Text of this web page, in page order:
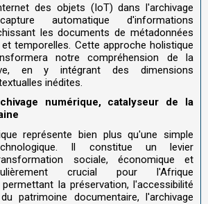
des objets (IoT) dans l'archivage
automatique d'informations
les documents de métadonnées
temporelles. Cette approche holistique
notre compréhension de la
en y intégrant des dimensions
inédites.
numérique, catalyseur de la
représente bien plus qu'une simple
Il constitue un levier
sociale, économique et
crucial pour l'Afrique
la préservation, l'accessibilité
patrimoine documentaire, l'archivage